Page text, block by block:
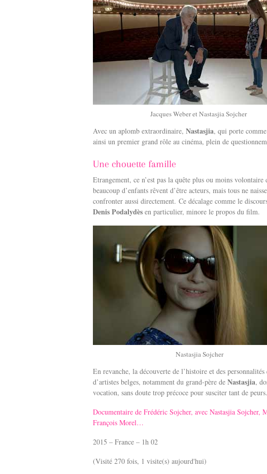
Jacques Weber et Nastasjia Sojcher
Avec un aplomb extraordinaire, Nastasjia, qui porte
ainsi un premier grand rôle au cinéma, plein de
Une chouette famille
Etrangement, ce n’est pas la quête plus ou moins volontaire
beaucoup d’enfants rêvent d’être acteurs, mais tous ne
confronter aussi directement. Ce décalage comme le
Denis Podalydès en particulier, minore le propos du film.
Nastasjia Sojcher
En revanche, la découverte de l’histoire et des
d’artistes belges, notamment du grand-père de Nastasjia,
vocation, sans doute trop précoce pour susciter tant de peurs.
Documentaire de Frédéric Sojcher, avec Nastasjia Sojcher,
François Morel…
2015 – France – 1h 02
(Visité 270 fois, 1 visite(s) aujourd'hui)